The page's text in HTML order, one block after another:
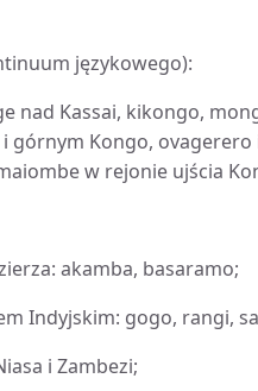
językowego):
nad Kassai, kikongo,
górnym Kongo, ovagerero
w rejonie ujścia
akamba, basaramo;
Indyjskim: gogo, rangi,
i Zambezi;